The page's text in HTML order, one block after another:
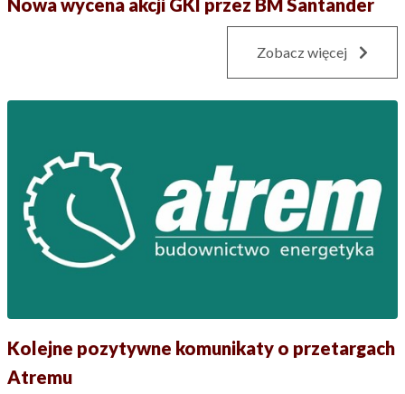
Zobacz więcej
Kolejne pozytywne komunikaty o przetargach
Atremu